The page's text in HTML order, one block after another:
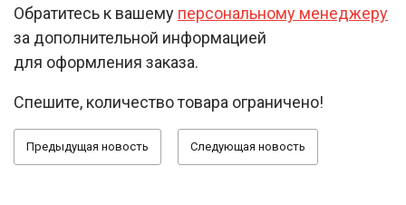
Обратитесь к вашему персональному менеджеру
за дополнительной информацией
для оформления заказа.
Спешите, количество товара ограничено!
Предыдущая новость Следующая новость